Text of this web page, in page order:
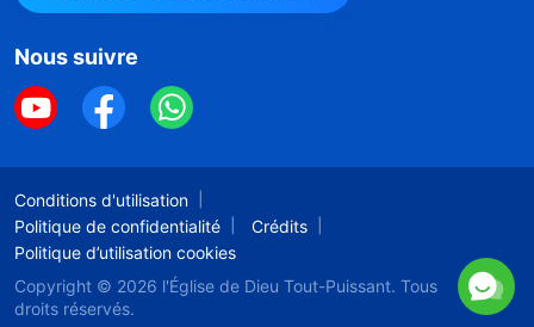
Nous suivre
Conditions d'utilisation
Politique de confidentialité
Crédits
Politique d’utilisation cookies
Copyright © 2026 l'Église de Dieu Tout-Puissant. Tous
droits réservés.